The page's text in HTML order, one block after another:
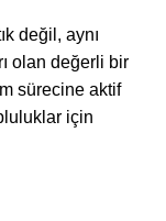
değil, aynı
olan değerli bir
sürecine aktif
için